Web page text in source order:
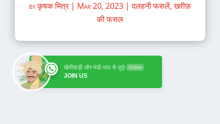
byकृषक मित्र | Mar 20, 2023 |दलहनी फसलें,खरीफ़
की फसल
खेतीबाड़ी और मंडी भाव से जुड़े Online
JOIN US